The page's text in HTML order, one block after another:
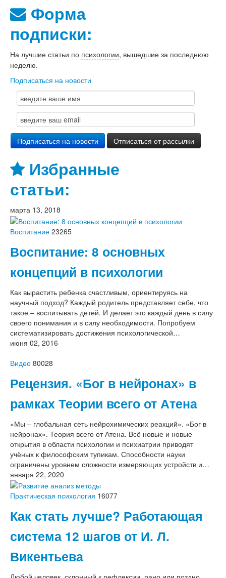
Форма
подписки:
На лучшие статьи по психологии, вышедшие за последнюю
неделю.
Подписаться на новости
Избранные
статьи:
марта 13, 2018
Воспитание 23265
Воспитание: 8 основных
концепций в психологии
Как вырастить ребенка счастливым, ориентируясь на
научный подход? Каждый родитель представляет себе, что
такое – воспитывать детей. И делает это каждый день в силу
своего понимания и в силу необходимости. Попробуем
систематизировать достижения психологической…
июня 02, 2016
Видео 80028
Рецензия. «Бог в нейронах» в
рамках Теории всего от Атена
«Мы – глобальная сеть нейрохимических реакций». «Бог в
нейронах». Теория всего от Атена. Всё новые и новые
открытия в области психологии и психиатрии приводят
учёных к философским тупикам. Способности науки
ограничены уровнем сложности измеряющих устройств и…
января 22, 2020
Практическая психология 16077
Как стать лучше? Работающая
система 12 шагов от И. Л.
Викентьева